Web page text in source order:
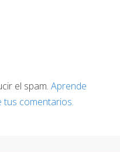
el spam. Aprende
comentarios.